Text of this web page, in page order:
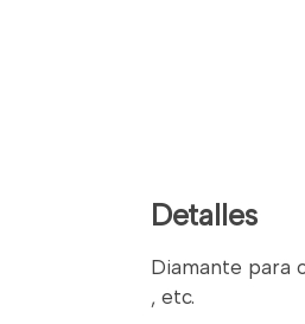
Detalles
Diamante para
, etc.